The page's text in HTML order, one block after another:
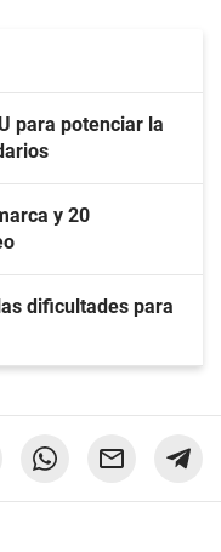
para potenciar la
y 20
dificultades para